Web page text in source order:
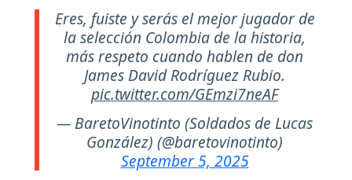
Eres, fuiste y serás el mejor jugador de
la selección Colombia de la historia,
más respeto cuando hablen de don
James David Rodríguez Rubio.
pic.twitter.com/GEmzi7neAF
— BaretoVinotinto (Soldados de Lucas
González) (@baretovinotinto)
September 5, 2025